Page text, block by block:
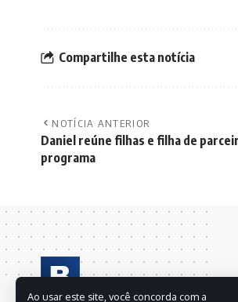
Ao usar este site, você concorda com a
Compartilhe esta notícia
NOTÍCIA ANTERIOR
Daniel reúne filhas e filha de
programa